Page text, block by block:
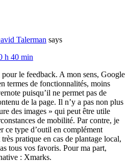
Talerman says
h 40 min
pour le feedback. A mon sens, Google
termes de fonctionnalités, moins
puisqu’il ne permet pas de
de la page. Il n’y a pas non plus
des images » qui peut être utile
de mobilité. Par contre, je
ce type d’outil en complément
très pratique en cas de plantage local,
tous vos favoris. Pour ma part,
: Xmarks.